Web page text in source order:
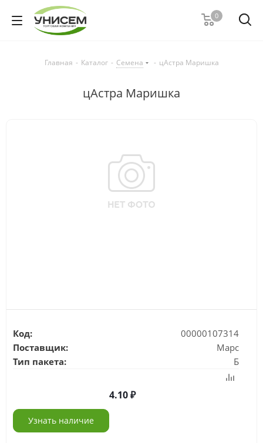
0
Главная - Каталог - Семена - цАстра Маришка
цАстра Маришка
Код:
00000107314
Поставщик:
Марс
Тип пакета:
Б
4.10
Узнать наличие